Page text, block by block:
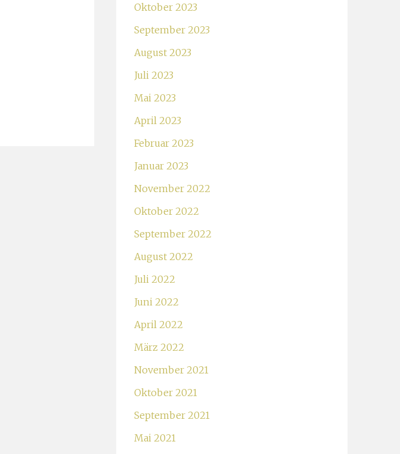
Oktober 2023
September 2023
August 2023
Juli 2023
Mai 2023
April 2023
Februar 2023
Januar 2023
November 2022
Oktober 2022
September 2022
August 2022
Juli 2022
Juni 2022
April 2022
März 2022
November 2021
Oktober 2021
September 2021
Mai 2021